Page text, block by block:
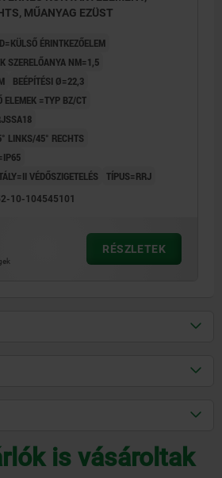
MŰANYAG EZÜST
ÉRINTKEZŐELEM
SZERELŐANYA NM=1,5
BEÉPÍTÉSI Ø=22,3
ELEMEK =TYP BZ/CT
LINKS/45° RECHTS
VÉDŐSZIGETELÉS TÍPUS=RRJ
10-104545101
RÉSZLETEK
is vásároltak